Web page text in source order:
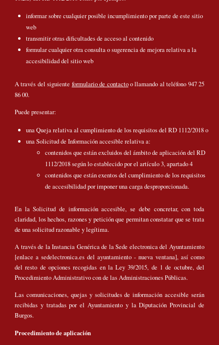
informar sobre cualquier posible incumplimiento por parte de este sitio
web
transmitir otras dificultades de acceso al contenido
formular cualquier otra consulta o sugerencia de mejora relativa a la
accesibilidad del sitio web
A través del siguiente formulario de contactoo llamando al teléfono 947 25
86 00.
Puede presentar:
una Queja relativa al cumplimiento de los requisitos del RD 1112/2018 o
una Solicitud de Información accesible relativa a:
contenidos que están excluidos del ámbito de aplicación del RD
1112/2018 según lo establecido por el artículo 3, apartado 4
contenidos que están exentos del cumplimiento de los requisitos
de accesibilidad por imponer una carga desproporcionada.
En la Solicitud de información accesible, se debe concretar, con toda
claridad, los hechos, razones y petición que permitan constatar que se trata
de una solicitud razonable y legítima.
A través de la Instancia Genérica de la Sede electronica del Ayuntamiento
[enlace a sedelectronica.es del ayuntamiento - nueva ventana], así como
del resto de opciones recogidas en la Ley 39/2015, de 1 de octubre, del
Procedimiento Administrativo con de las Administraciones Públicas.
Las comunicaciones, quejas y solicitudes de información accesible serán
recibidas y tratadas por el Ayuntamiento y la Diputación Provincial de
Burgos.
Procedimiento de aplicación